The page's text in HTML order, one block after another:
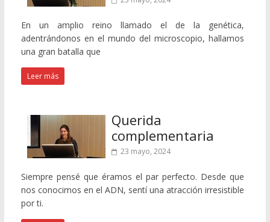
En un amplio reino llamado el de la genética,
adentrándonos en el mundo del microscopio, hallamos
una gran batalla que
Leer más
Querida
complementaria
23 mayo, 2024
Siempre pensé que éramos el par perfecto. Desde que
nos conocimos en el ADN, sentí una atracción irresistible
por ti.